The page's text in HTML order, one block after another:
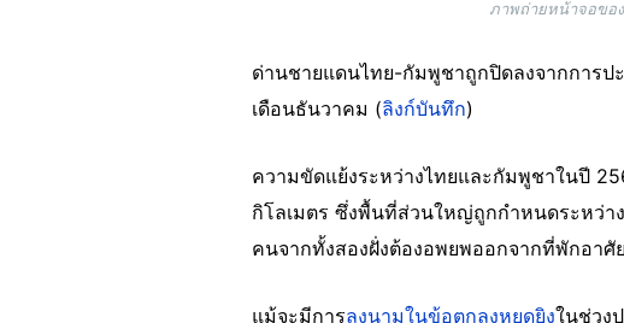
ภาพถ่ายหน้าจอขอ
ด่านชายแดนไทย-กัมพูชาถูกปิดลงจากการ
เดือนธันวาคม (ลิงก์บันทึก)
ความขัดแย้งระหว่างไทยและกัมพูชาในปี
กิโลเมตร ซึ่งพื้นที่ส่วนใหญ่ถูกกำหนดระหว่า
คนจากทั้งสองฝั่งต้องอพยพออกจากที่พักอาศั
แม้จะมีการลงนามในข้อตกลงหยุดยิงในช่วง